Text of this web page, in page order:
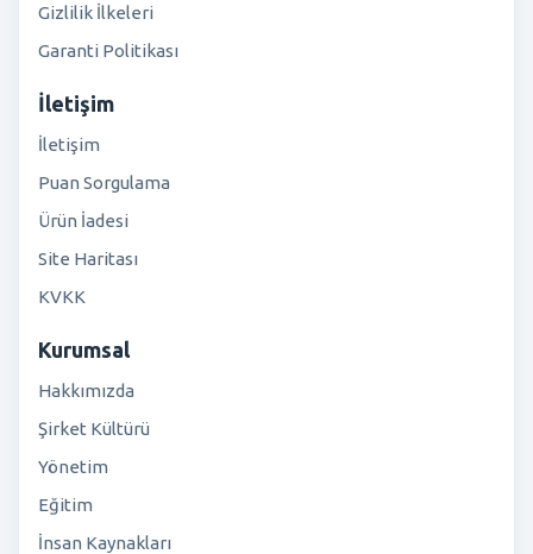
Gizlilik İlkeleri
Garanti Politikası
İletişim
İletişim
Puan Sorgulama
Ürün İadesi
Site Haritası
KVKK
Kurumsal
Hakkımızda
Şirket Kültürü
Yönetim
Eğitim
İnsan Kaynakları